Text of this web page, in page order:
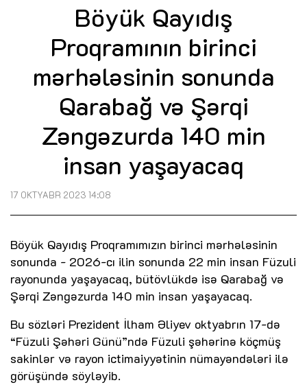
Böyük Qayıdış
Proqramının birinci
mərhələsinin sonunda
Qarabağ və Şərqi
Zəngəzurda 140 min
insan yaşayacaq
17 OKTYABR 2023 14:08
Böyük Qayıdış Proqramımızın birinci mərhələsinin
sonunda - 2026-cı ilin sonunda 22 min insan Füzuli
rayonunda yaşayacaq, bütövlükdə isə Qarabağ və
Şərqi Zəngəzurda 140 min insan yaşayacaq.
Bu sözləri Prezident İlham Əliyev oktyabrın 17-də
“Füzuli Şəhəri Günü”ndə Füzuli şəhərinə köçmüş
sakinlər və rayon ictimaiyyətinin nümayəndələri ilə
görüşündə söyləyib.